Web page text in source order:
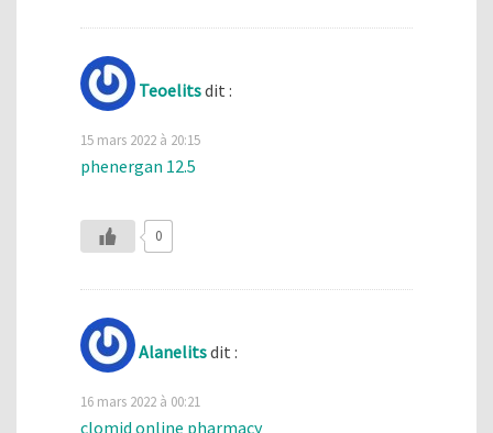
Teoelitsdit :
15 mars 2022 à 20:15
phenergan 12.5
0
Alanelitsdit :
16 mars 2022 à 00:21
clomid online pharmacy